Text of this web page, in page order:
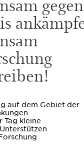
auf dem Gebiet der
Tag kleine